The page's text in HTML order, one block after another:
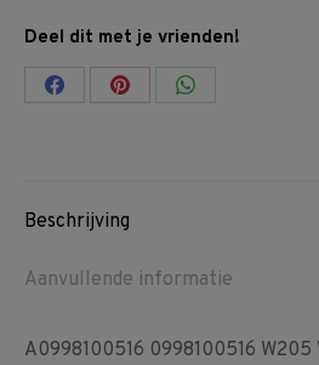
Deel dit met je vrienden!
Share Share Share
Beschrijving
Aanvullende informatie
A0998100516 0998100516 W205